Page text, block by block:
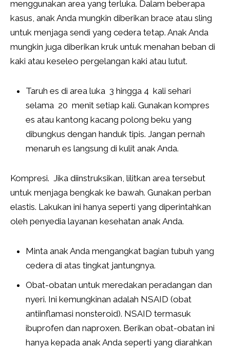
menggunakan area yang terluka. Dalam beberapa
kasus, anak Anda mungkin diberikan brace atau sling
untuk menjaga sendi yang cedera tetap. Anak Anda
mungkin juga diberikan kruk untuk menahan beban di
kaki atau keseleo pergelangan kaki atau lutut.
Taruh es di area luka 3 hingga 4 kali sehari
selama 20 menit setiap kali. Gunakan kompres
es atau kantong kacang polong beku yang
dibungkus dengan handuk tipis. Jangan pernah
menaruh es langsung di kulit anak Anda.
Kompresi. Jika diinstruksikan, lilitkan area tersebut
untuk menjaga bengkak ke bawah. Gunakan perban
elastis. Lakukan ini hanya seperti yang diperintahkan
oleh penyedia layanan kesehatan anak Anda.
Minta anak Anda mengangkat bagian tubuh yang
cedera di atas tingkat jantungnya.
Obat-obatan untuk meredakan peradangan dan
nyeri. Ini kemungkinan adalah NSAID (obat
antiinflamasi nonsteroid). NSAID termasuk
ibuprofen dan naproxen. Berikan obat-obatan ini
hanya kepada anak Anda seperti yang diarahkan